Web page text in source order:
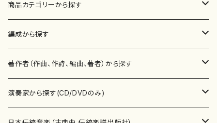
商品カテゴリーから探す
楽譜
書籍
書籍
テキストブック
CD・DVD
編成から探す
邦楽器
箏・琴（ソロ）
箏・琴（合奏）
合唱
混声合唱
著作者（作曲、作詩、編曲、著者）から探す
あ行
青木省三(アオキ ショウゾウ)
演奏家から探す(CD/DVDのみ)